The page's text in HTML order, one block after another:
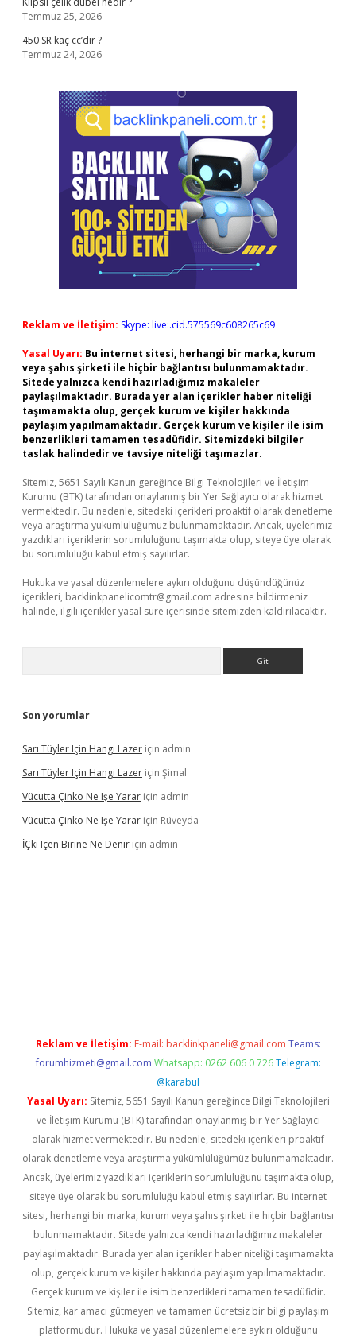
Temmuz 25, 2026
450 SR kaç cc’dir ?
Temmuz 24, 2026
Reklam ve İletişim: Skype: live:.cid.575569c608265c69
Yasal Uyarı: Bu internet sitesi, herhangi bir marka, kurum
veya şahıs şirketi ile hiçbir bağlantısı bulunmamaktadır.
Sitede yalnızca kendi hazırladığımız makaleler
paylaşılmaktadır. Burada yer alan içerikler haber niteliği
taşımamakta olup, gerçek kurum ve kişiler hakkında
paylaşım yapılmamaktadır. Gerçek kurum ve kişiler ile isim
benzerlikleri tamamen tesadüfidir. Sitemizdeki bilgiler
taslak halindedir ve tavsiye niteliği taşımazlar.
Sitemiz, 5651 Sayılı Kanun gereğince Bilgi Teknolojileri ve İletişim
Kurumu (BTK) tarafından onaylanmış bir Yer Sağlayıcı olarak hizmet
vermektedir. Bu nedenle, sitedeki içerikleri proaktif olarak denetleme
veya araştırma yükümlülüğümüz bulunmamaktadır. Ancak, üyelerimiz
yazdıkları içeriklerin sorumluluğunu taşımakta olup, siteye üye olarak
bu sorumluluğu kabul etmiş sayılırlar.
Hukuka ve yasal düzenlemelere aykırı olduğunu düşündüğünüz
içerikleri, backlinkpanelicomtr@gmail.com adresine bildirmeniz
halinde, ilgili içerikler yasal süre içerisinde sitemizden kaldırılacaktır.
Son yorumlar
Sarı Tüyler Için Hangi Lazer için admin
Sarı Tüyler Için Hangi Lazer için Şimal
Vücutta Çinko Ne Işe Yarar için admin
Vücutta Çinko Ne Işe Yarar için Rüveyda
İÇki Içen Birine Ne Denir için admin
Reklam ve İletişim: E-mail: backlinkpaneli@gmail.com Teams:
forumhizmeti@gmail.com Whatsapp: 0262 606 0 726 Telegram:
@karabul
Yasal Uyarı: Sitemiz, 5651 Sayılı Kanun gereğince Bilgi Teknolojileri
ve İletişim Kurumu (BTK) tarafından onaylanmış bir Yer Sağlayıcı
olarak hizmet vermektedir. Bu nedenle, sitedeki içerikleri proaktif
olarak denetleme veya araştırma yükümlülüğümüz bulunmamaktadır.
Ancak, üyelerimiz yazdıkları içeriklerin sorumluluğunu taşımakta olup,
siteye üye olarak bu sorumluluğu kabul etmiş sayılırlar. Bu internet
sitesi, herhangi bir marka, kurum veya şahıs şirketi ile hiçbir bağlantısı
bulunmamaktadır. Sitede yalnızca kendi hazırladığımız makaleler
paylaşılmaktadır. Burada yer alan içerikler haber niteliği taşımamakta
olup, gerçek kurum ve kişiler hakkında paylaşım yapılmamaktadır.
Gerçek kurum ve kişiler ile isim benzerlikleri tamamen tesadüfidir.
Sitemiz, kar amacı gütmeyen ve tamamen ücretsiz bir bilgi paylaşım
platformudur. Hukuka ve yasal düzenlemelere aykırı olduğunu